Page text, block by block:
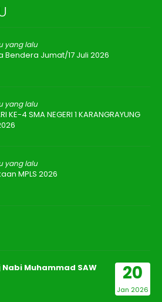
yang lalu
Bendera Jumat/17 Juli 2026
yang lalu
KE-4 SMA NEGERI 1 KARANGRAYUNG
yang lalu
MPLS 2026
20
Jan 2026
Muhammad SAW